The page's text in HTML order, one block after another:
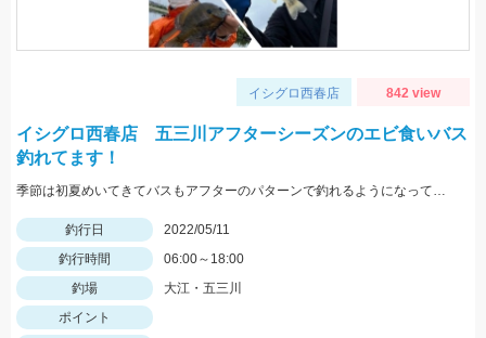
イシグロ西春店 842 view
イシグロ西春店 五三川アフターシーズンのエビ食いバス
釣れてます！
季節は初夏めいてきてバスもアフターのパターンで釣れるようになってきました！この時期の鉄板はエビパターン！ヤマセンコ―や沈み蟲、MPSのノーシンカーが効果バツグンですよ！
釣行日
2022/05/11
釣行時間
06:00～18:00
釣場
大江・五三川
ポイント